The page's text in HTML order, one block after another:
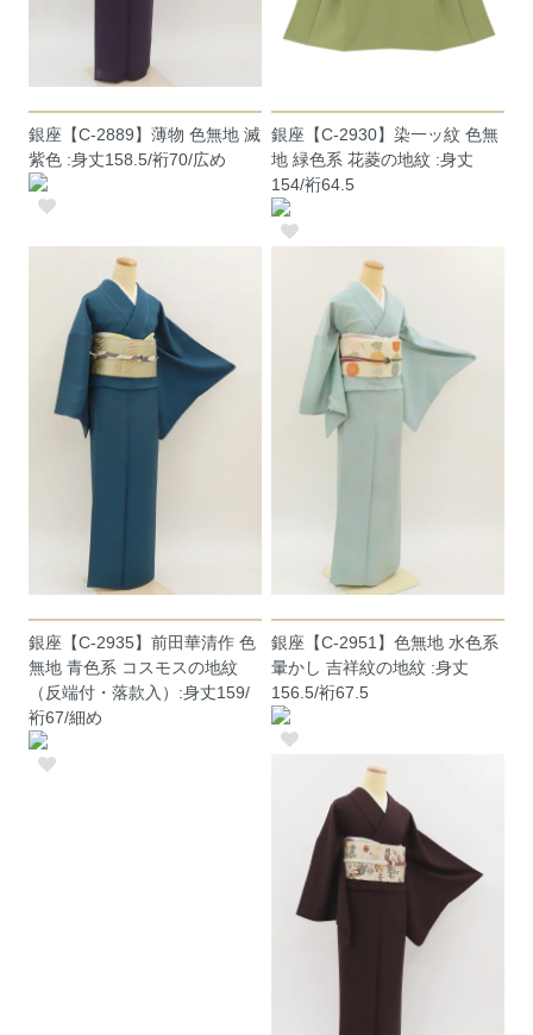
銀座【C-2889】薄物 色無地 滅
紫色 :身丈158.5/裄70/広め
銀座【C-2930】染一ッ紋 色無
地 緑色系 花菱の地紋 :身丈
154/裄64.5
銀座【C-2935】前田華清作 色
無地 青色系 コスモスの地紋
（反端付・落款入）:身丈159/
裄67/細め
銀座【C-2951】色無地 水色系
暈かし 吉祥紋の地紋 :身丈
156.5/裄67.5